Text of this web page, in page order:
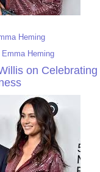
Heming
Emma Heming
on